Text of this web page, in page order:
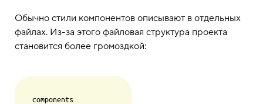
Обычно стили компонентов описывают в отдельных
файлах. Из-за этого файловая структура проекта
становится более громоздкой:
components